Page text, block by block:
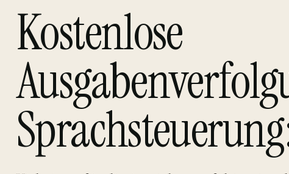
Kostenlose